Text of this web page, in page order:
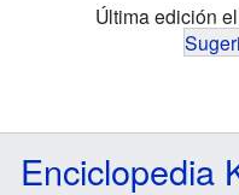
Última edición
Enciclopedia